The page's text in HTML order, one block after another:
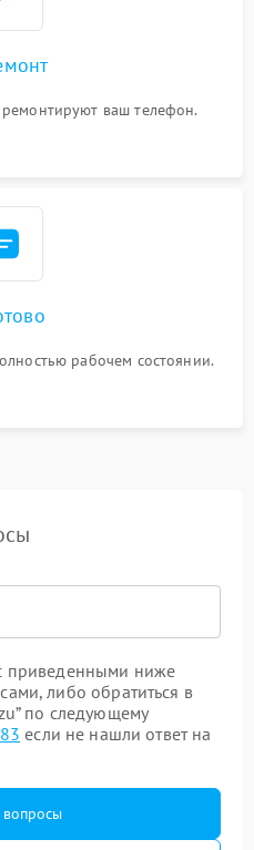
ваш телефон.
рабочем состоянии.
приведенными ниже
либо обратиться в
по следующему
если не нашли ответ на